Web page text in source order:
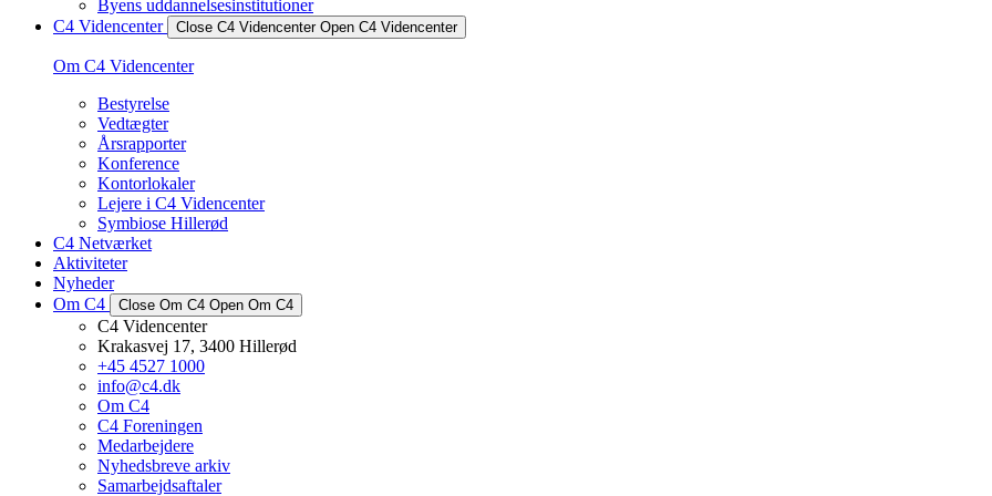
Byens uddannelsesinstitutioner
C4 Videncenter
Close C4 Videncenter Open C4 Videncenter
Om C4 Videncenter
Bestyrelse
Vedtægter
Årsrapporter
Konference
Kontorlokaler
Lejere i C4 Videncenter
Symbiose Hillerød
C4 Netværket
Aktiviteter
Nyheder
Om C4
Close Om C4 Open Om C4
C4 Videncenter
Krakasvej 17, 3400 Hillerød
+45 4527 1000
info@c4.dk
Om C4
C4 Foreningen
Medarbejdere
Nyhedsbreve arkiv
Samarbejdsaftaler